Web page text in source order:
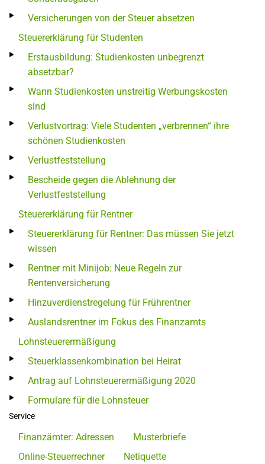
Versicherungen von der Steuer absetzen
Steuererklärung für Studenten
Erstausbildung: Studienkosten unbegrenzt
absetzbar?
Wann Studienkosten unstreitig Werbungskosten
sind
Verlustvortrag: Viele Studenten „verbrennen“ ihre
schönen Studienkosten
Verlustfeststellung
Bescheide gegen die Ablehnung der
Verlustfeststellung
Steuererklärung für Rentner
Steuererklärung für Rentner: Das müssen Sie jetzt
wissen
Rentner mit Minijob: Neue Regeln zur
Rentenversicherung
Hinzuverdienstregelung für Frührentner
Auslandsrentner im Fokus des Finanzamts
Lohnsteuerermäßigung
Steuerklassenkombination bei Heirat
Antrag auf Lohnsteuerermäßigung 2020
Formulare für die Lohnsteuer
Service
Finanzämter: Adressen
Musterbriefe
Online-Steuerrechner
Netiquette